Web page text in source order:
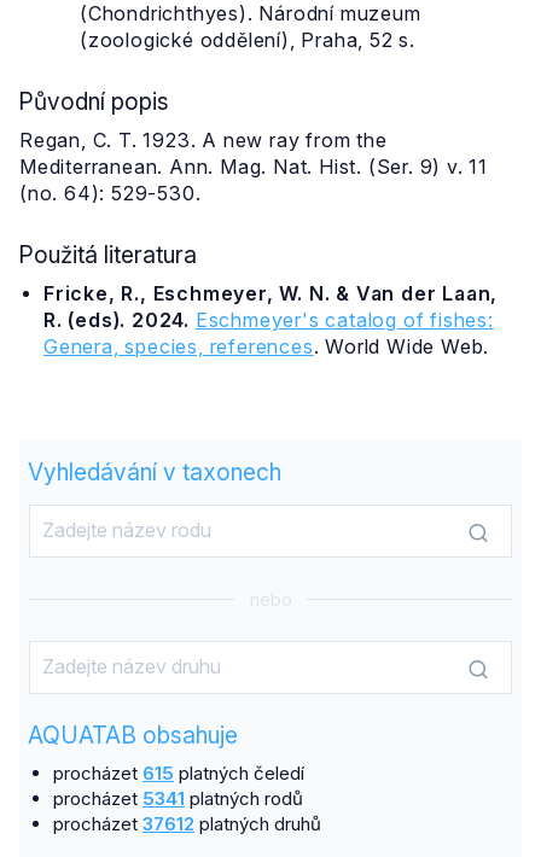
(Chondrichthyes). Národní muzeum
(zoologické oddělení), Praha, 52 s.
Původní popis
Regan, C. T. 1923. A new ray from the
Mediterranean. Ann. Mag. Nat. Hist. (Ser. 9) v. 11
(no. 64): 529-530.
Použitá literatura
Fricke, R., Eschmeyer, W. N. & Van der Laan,
R. (eds). 2024. Eschmeyer's catalog of fishes:
Genera, species, references. World Wide Web.
Vyhledávání v taxonech
nebo
AQUATAB obsahuje
procházet 615 platných čeledí
procházet 5341 platných rodů
procházet 37612 platných druhů